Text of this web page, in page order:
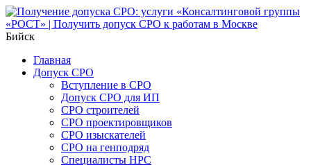
Бийск
Главная
Допуск СРО
Вступление в СРО
Допуск СРО для ИП
СРО строителей
СРО проектировщиков
СРО изыскателей
СРО на генподряд
Специалисты НРС